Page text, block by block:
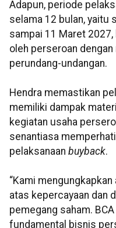
Adapun, periode
selama 12 bulan, yaitu
sampai 11 Maret
oleh perseroan
perundang-undangan.
Hendra memastikan
memiliki dampak
kegiatan usaha
senantiasa
pelaksanaan buyback.
“Kami
atas kepercayaan dan
pemegang saham.
fundamental bisnis